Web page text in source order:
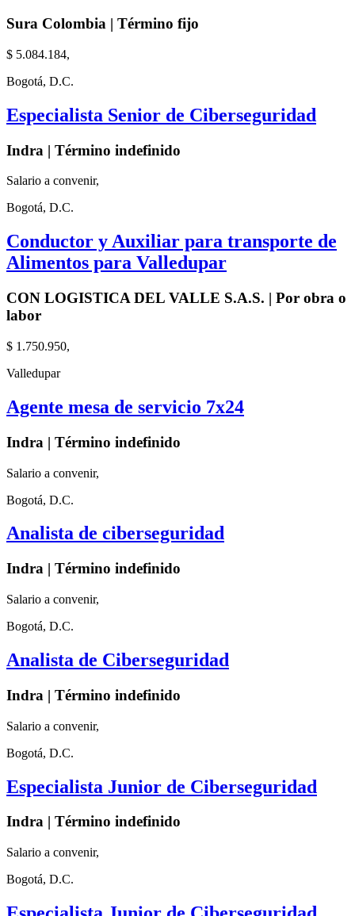
Sura Colombia | Término fijo
$ 5.084.184,
Bogotá, D.C.
Especialista Senior de Ciberseguridad
Indra | Término indefinido
Salario a convenir,
Bogotá, D.C.
Conductor y Auxiliar para transporte de
Alimentos para Valledupar
CON LOGISTICA DEL VALLE S.A.S. | Por obra o
labor
$ 1.750.950,
Valledupar
Agente mesa de servicio 7x24
Indra | Término indefinido
Salario a convenir,
Bogotá, D.C.
Analista de ciberseguridad
Indra | Término indefinido
Salario a convenir,
Bogotá, D.C.
Analista de Ciberseguridad
Indra | Término indefinido
Salario a convenir,
Bogotá, D.C.
Especialista Junior de Ciberseguridad
Indra | Término indefinido
Salario a convenir,
Bogotá, D.C.